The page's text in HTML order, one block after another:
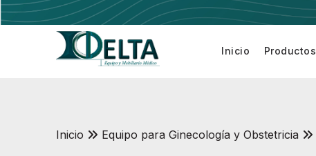
Inicio Productos
Inicio Equipo para Ginecología y Obstetricia